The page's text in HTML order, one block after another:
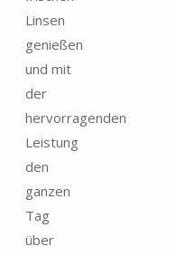
Linsen
genießen
und mit
der
hervorragenden
Leistung
den
ganzen
Tag
über